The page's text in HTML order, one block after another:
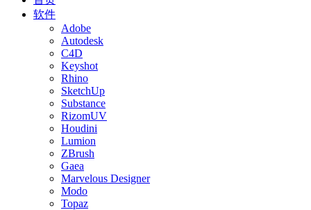
软件
Adobe
Autodesk
C4D
Keyshot
Rhino
SketchUp
Substance
RizomUV
Houdini
Lumion
ZBrush
Gaea
Marvelous Designer
Modo
Topaz